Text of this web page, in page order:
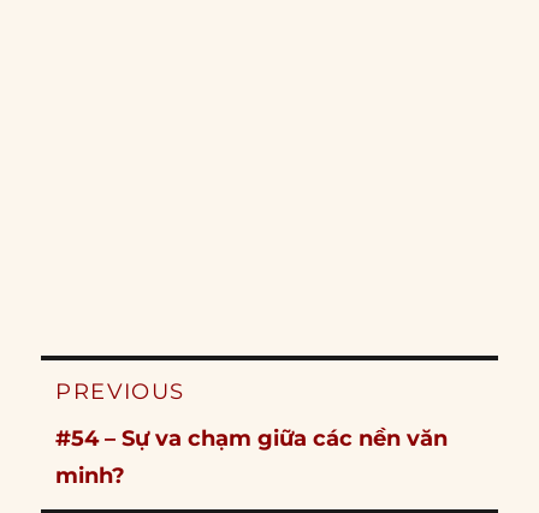
Post
PREVIOUS
Previous
post:
#54 – Sự va chạm giữa các nền văn
minh?